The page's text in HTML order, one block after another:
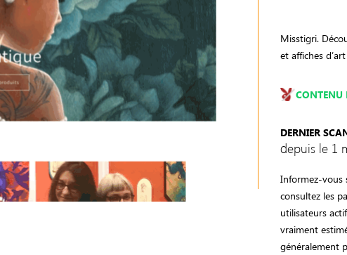
Misstigri.
et affiches
CONTENU
DERNIER
depuis le 1
Informez-vous
consultez les
utilisateurs
vraiment
généralement